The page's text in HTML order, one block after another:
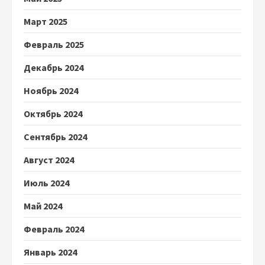
Март 2025
Февраль 2025
Декабрь 2024
Ноябрь 2024
Октябрь 2024
Сентябрь 2024
Август 2024
Июль 2024
Май 2024
Февраль 2024
Январь 2024